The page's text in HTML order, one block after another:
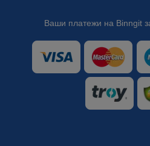
Ваши платежи на Binngit